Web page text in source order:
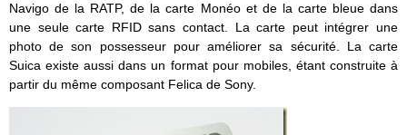
Navigo de la RATP, de la carte Monéo et de la carte bleue dans
une seule carte RFID sans contact. La carte peut intégrer une
photo de son possesseur pour améliorer sa sécurité. La carte
Suica existe aussi dans un format pour mobiles, étant construite à
partir du même composant Felica de Sony.